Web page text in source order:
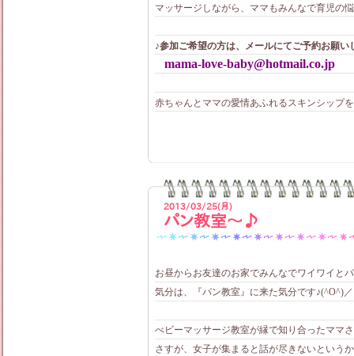
マッサージしながら、ママもみんなで育児の
♪参加ご希望の方は、メールにてご予約お願い
mama-love-baby@hotmail.co.jp
赤ちゃんとママの愛情あふれるスキンシップ
2013/03/25(月)
パン教室～♪
お昼からお友達のお家でみんなでワイワイと
気分は、『パン教室』に来た気分です♪(^O^)／
べビーマッサージ教室が縁で知り合ったママ
さすが、女子が集まると話が尽きないという